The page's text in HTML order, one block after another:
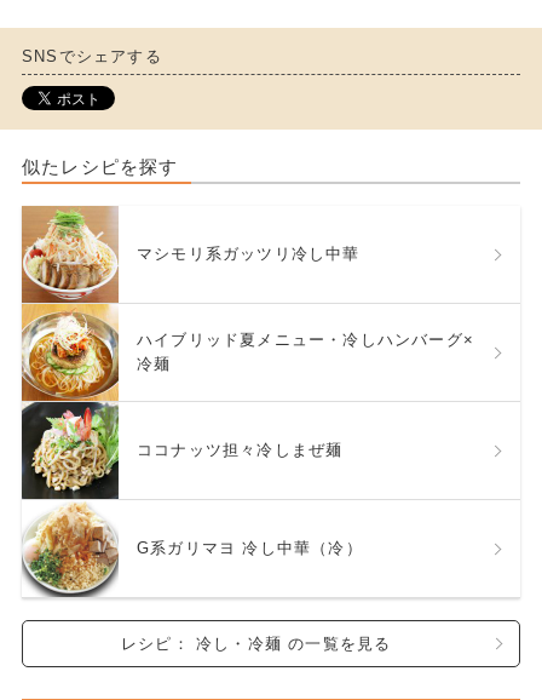
SNSでシェアする
似たレシピを探す
マシモリ系ガッツリ冷し中華
ハイブリッド夏メニュー・冷しハンバーグ×
冷麺
ココナッツ担々冷しまぜ麺
G系ガリマヨ 冷し中華（冷）
レシピ： 冷し・冷麺 の一覧を見る